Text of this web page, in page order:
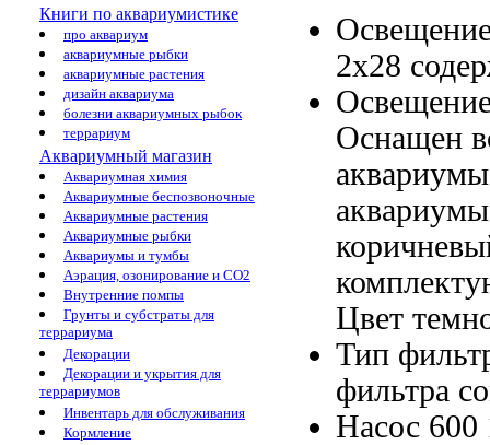
Книги по аквариумистике
про аквариум
аквариумные рыбки
аквариумные растения
дизайн аквариума
болезни аквариумных рыбок
террариум
Аквариумный магазин
Аквариумная химия
Аквариумные беспозвоночные
Аквариумные растения
Аквариумные рыбки
Аквариумы и тумбы
Аэрация, озонирование и CO2
Внутренние помпы
Грунты и субстраты для
террариума
Декорации
Декорации и укрытия для
террариумов
Инвентарь для обслуживания
Кормление
2х28
Оснащен
аквариумы
Цвет
Тип
фильтра
Насос 600